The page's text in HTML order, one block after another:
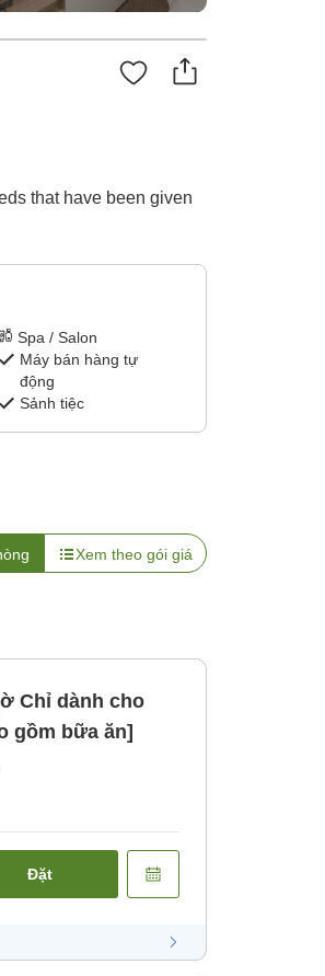
that have been given
Spa / Salon
Máy bán hàng tự
động
Sảnh tiệc
Xem theo gói giá
gồm bữa ăn]
Đặt